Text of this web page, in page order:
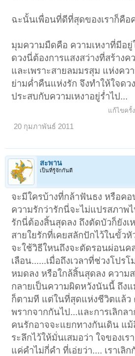
ฉะนั้นเพื่อนที่ดีที่สุดของเราก็คือ
มุมความมืดคือ ความเหงาที่มีอยู่
ดวงนี่ต้องการแสงสว่างที่สร้าง
และเพราะสายลมมรสุม แห่งคว
ย่ามค่ำคืนแห่งรัก จึงทำให้ใจดว
ประสบกับความเหงาอยู่ร่ำไป...
แก้ไขครั้
20 กุมภาพันธ์ 2011
สะพาน
เป็นที่รู้จักกันดี
จะมีใครบ้างที่กล้าฟันธง หรือคอ
ความรักว่ารักนี่จะไม่แปรสภาพไ
รักนี่ต้องสิ้นสุดลง ถึงตัดบัวก็ยังเ
สายใยรักที่เคยสลักปักไว้ในขั้วหั
จะใช้วิธีใหนถึงจะตัดรอนผ่อนค
เลือน......เมื่อถึงเวลาที่ช่วงโปร
หมดลง หรือใกล้สิ้นสุดลง ความ
กลายเป็นความผิดหวังนันนี้ ถึง
ก็ตามที แต่ในที่สุดแห่งชีวิตแล้ว
พรากจากกันไป...และการเลิกล
คนรักอาจจะแยกทางกันเดิน แ
ระลึกไว้ให้มั่นเสมอว่า ใจของเร
แค่คำไม่กี่คำ ที่เอ่ยว่า.... เราเลิ